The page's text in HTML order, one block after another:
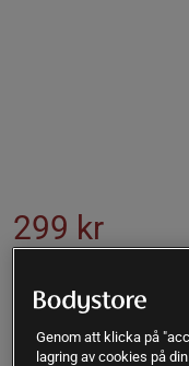
299 kr
XS
Genom att klicka på
lagring av cookies på